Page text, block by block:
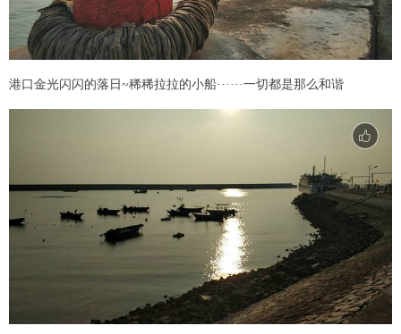
港口金光闪闪的落日~稀稀拉拉的小船······一切都是那么和谐